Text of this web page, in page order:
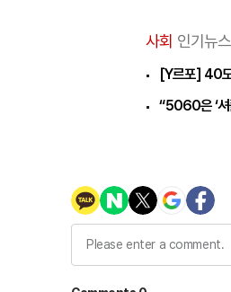
사회 인기뉴스
[Y르포] 40
“5060은 ‘셔